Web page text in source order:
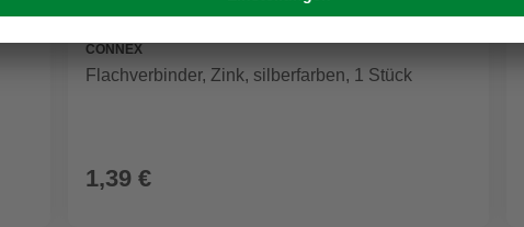
CONNEX
Flachverbinder, Zink, silberfarben, 1 Stück
1,39 €